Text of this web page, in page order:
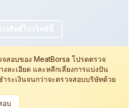
อ้างสิทธิ์โปรไฟล์นี้
สอบของ MeatBorsa โปรดตรวจ
งละเอียด และหลีกเลี่ยงการแบ่งปัน
ระเงินจนกว่าจะตรวจสอบบริษัทด้วย
อบ